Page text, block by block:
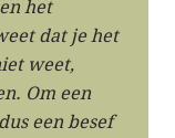
het
dat je het
weet,
Om een
een besef